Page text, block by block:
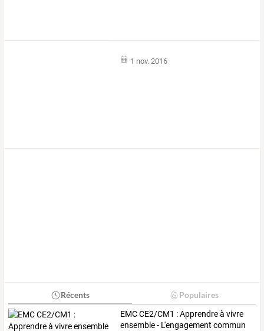
1 nov. 2016
Récents Populaires
EMC CE2/CM1 : Apprendre à vivre
ensemble - L'engagement commun